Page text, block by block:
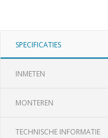
SPECIFICATIES
INMETEN
MONTEREN
TECHNISCHE INFORMATIE